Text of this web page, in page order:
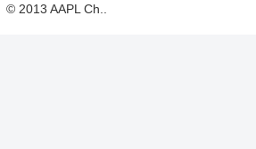
© 2013 AAPL Ch..